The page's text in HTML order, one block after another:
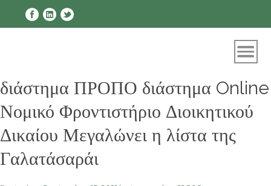
διάστημα ΠΡΟΠΟ διάστημα Online
Νομικό Φροντιστήριο Διοικητικού
Δικαίου Μεγαλώνει η λίστα της
Γαλατάσαράι